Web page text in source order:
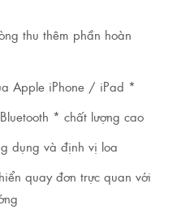
thu thêm phần hoàn
Apple iPhone / iPad *
* chất lượng cao
dụng và định vị loa
quay đơn trực quan với